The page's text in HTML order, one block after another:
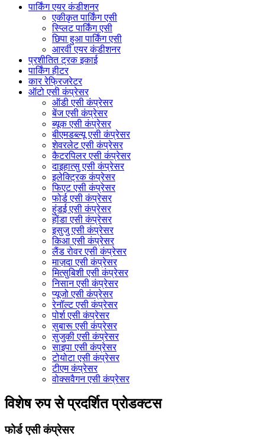
पार्किंग एयर कंडीशनर
एकीकृत पार्किंग एसी
स्प्लिट पार्किंग एसी
छिपा हुआ पार्किंग एसी
आरवी एयर कंडीशनर
प्रशीतित ट्रक इकाई
पार्किंग हीटर
कार रेफ्रिजरेटर
ऑटो एसी कंप्रेसर
ऑडी एसी कंप्रेसर
बेंज एसी कंप्रेसर
ब्यूक एसी कंप्रेसर
बीएमडब्ल्यू एसी कंप्रेसर
शेवरलेट एसी कंप्रेसर
कैटरपिलर एसी कंप्रेसर
दाइहात्सु एसी कंप्रेसर
इलेक्ट्रिक कंप्रेसर
फिएट एसी कंप्रेसर
फोर्ड एसी कंप्रेसर
हुंडई एसी कंप्रेसर
होंडा एसी कंप्रेसर
इसुजु एसी कंप्रेसर
किआ एसी कंप्रेसर
लैंड रोवर एसी कंप्रेसर
माज़दा एसी कंप्रेसर
मित्सुबिशी एसी कंप्रेसर
निसान एसी कंप्रेसर
प्यूजो एसी कंप्रेसर
रेनॉल्ट एसी कंप्रेसर
पोर्श एसी कंप्रेसर
सुबारू एसी कंप्रेसर
सुजुकी एसी कंप्रेसर
साइपा एसी कंप्रेसर
टोयोटा एसी कंप्रेसर
टीएम कंप्रेसर
वोक्सवैगन एसी कंप्रेसर
विशेष रुप से प्रदर्शित प्रोडक्टस
फोर्ड एसी कंप्रेसर